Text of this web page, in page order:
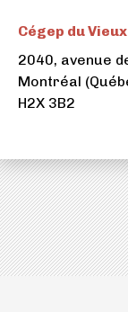
Cégep du
2040, avenue
Montréal
H2X 3B2